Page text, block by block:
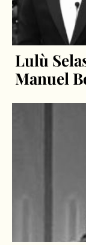
Lulù
Manuel